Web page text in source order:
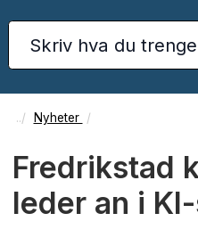
Nyheter
Fredrikstad
leder an i